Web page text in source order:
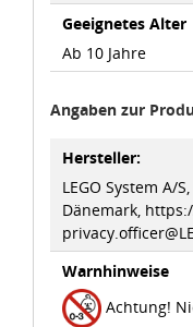
Geeignetes Alter
Ab 10 Jahre
Angaben zur
Hersteller:
LEGO System A/
Dänemark,
Warnhinweise
Achtung!